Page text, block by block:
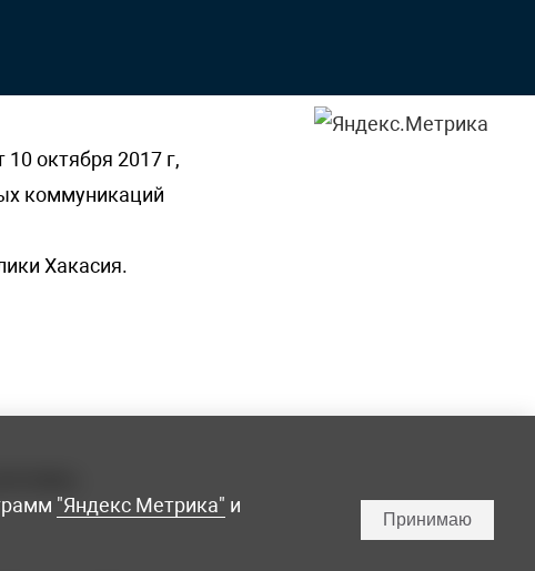
октября 2017 г,
коммуникаций
Хакасия.
"Яндекс Метрика" и
Принимаю